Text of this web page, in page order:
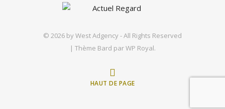
© 2026 byWest Adgency- All Rights Reserved
| Thème Bard parWP Royal.
HAUT DE PAGE